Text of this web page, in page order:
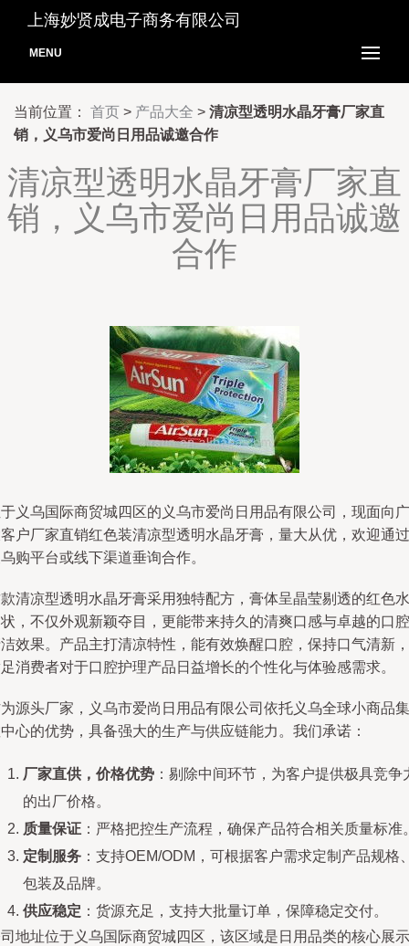
上海妙贤成电子商务有限公司
MENU
当前位置： 首页 > 产品大全 > 清凉型透明水晶牙膏厂家直
销，义乌市爱尚日用品诚邀合作
清凉型透明水晶牙膏厂家直
销，义乌市爱尚日用品诚邀
合作
义乌国际商贸城四区的义乌市爱尚日用品有限公司，现面向广
户厂家直销红色装清凉型透明水晶牙膏，量大从优，欢迎通过
购平台或线下渠道垂询合作。
清凉型透明水晶牙膏采用独特配方，膏体呈晶莹剔透的红色水
，不仅外观新颖夺目，更能带来持久的清爽口感与卓越的口腔
效果。产品主打清凉特性，能有效焕醒口腔，保持口气清新，
消费者对于口腔护理产品日益增长的个性化与体验感需求。
源头厂家，义乌市爱尚日用品有限公司依托义乌全球小商品集
心的优势，具备强大的生产与供应链能力。我们承诺：
厂家直供，价格优势 ：剔除中间环节，为客户提供极具竞争
的出厂价格。
质量保证 ：严格把控生产流程，确保产品符合相关质量标准
定制服务 ：支持OEM/ODM，可根据客户需求定制产品规格
包装及品牌。
供应稳定 ：货源充足，支持大批量订单，保障稳定交付。
地址位于义乌国际商贸城四区，该区域是日用品类的核心展示